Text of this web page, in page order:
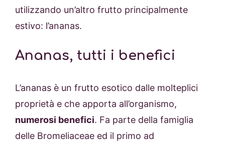
utilizzando un’altro frutto principalmente
estivo: l’ananas.
Ananas, tutti i benefici
L’ananas è un frutto esotico dalle molteplici
proprietà e che apporta all’organismo,
numerosi benefici. Fa parte della famiglia
delle Bromeliaceae ed il primo ad